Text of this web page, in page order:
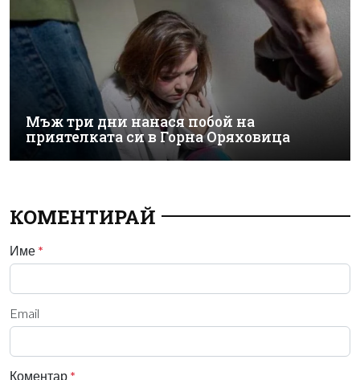
Мъж три дни нанася побой на
приятелката си в Горна Оряховица
КОМЕНТИРАЙ
Име *
Email
Коментар *